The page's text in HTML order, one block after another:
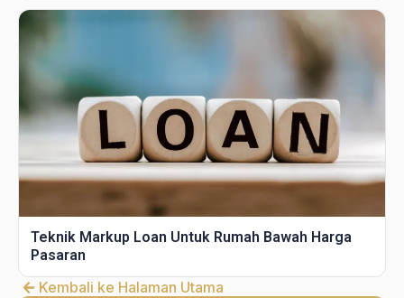
Teknik Markup Loan Untuk Rumah Bawah Harga
Pasaran
Kembali ke Halaman Utama